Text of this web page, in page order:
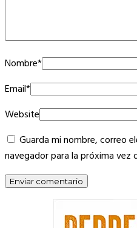
Nombre*
Email*
Website
Guarda mi nombre, correo
navegador para la próxima vez